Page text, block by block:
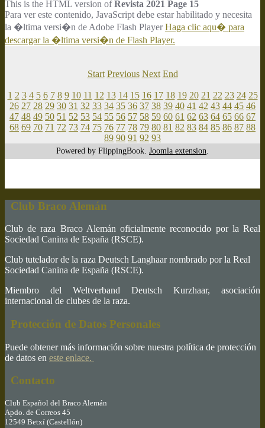
This is the HTML version ofRevista 2021 Page 15
Para ver este contenido, JavaScript debe estar habilitado y necesita
la �ltima versi�n de Adobe Flash PlayerHaga clic aqu� para
descargar la �ltima versi�n de Flash Player.
Start Previous Next End
1 2 3 4 5 6 7 8 9 10 11 12 13 14 15 16 17 18 19 20 21 22 23 24 25
26 27 28 29 30 31 32 33 34 35 36 37 38 39 40 41 42 43 44 45 46
47 48 49 50 51 52 53 54 55 56 57 58 59 60 61 62 63 64 65 66 67
68 69 70 71 72 73 74 75 76 77 78 79 80 81 82 83 84 85 86 87 88
89 90 91 92 93
Powered by FlippingBook. Joomla extension
Club Braco Alemán
Club de raza Braco Alemán oficialmente reconocido por la Real
Sociedad Canina de España (RSCE).
Club tutelador de la raza Deutsch Langhaar nombrado por la Real
Sociedad Canina de España (RSCE).
Miembro del Weltverband Deutsch Kurzhaar, asociación
internacional de clubes de la raza.
Protección de Datos Personales
Puede obtener más información sobre nuestra política de protección
de datos en este enlace.
Contacto
Club Español del Braco Alemán
Apdo. de Correos 45
12549 Betxí (Castellón)